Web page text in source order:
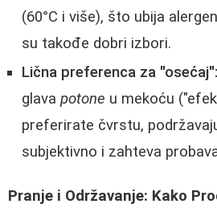
(60°C i više), što ubija
su takođe dobri izbori.
Lična preferenca za "osećaj":
glava potone u mekoću
preferirate čvrstu,
subjektivno i zahteva
Pranje i Održavanje: Kako